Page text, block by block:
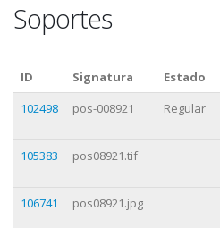
Soportes
ID Signatura Estado
102498
pos-008921 Regular
105383
pos08921.tif
106741
pos08921.jpg